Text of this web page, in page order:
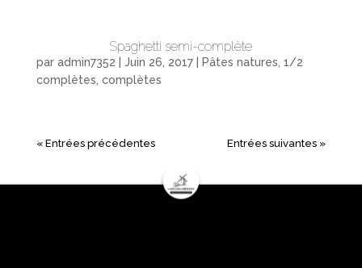
Spaghetti semi-complète
par admin7352 Juin 26, 2017|
Pâtes natures, 1/2
complètes, complètes
« Entrées précédentes Entrées suivantes »